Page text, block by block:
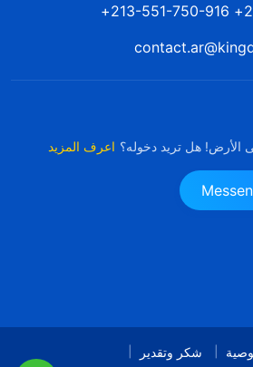
الأرض! هل تريد دخوله؟ اعرف المزيد
شكر وتقدير